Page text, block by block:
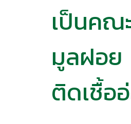
เป็นคณ
มูลฝอย
ติดเชื้อ